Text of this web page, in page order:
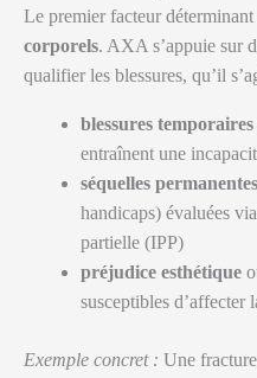
Le premier facteur déterminant
corporels. AXA s’appuie sur
qualifier les blessures, qu’il
blessures temporaires
entraînent une
séquelles permanentes
handicaps) évaluées
partielle (IPP)
préjudice esthétique
susceptibles d’affecter
Exemple concret : Une